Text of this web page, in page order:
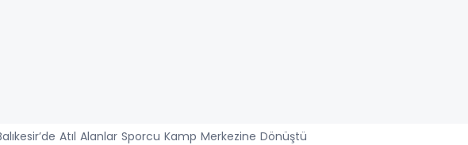
Atıl Alanlar Sporcu Kamp Merkezine Dönüştü